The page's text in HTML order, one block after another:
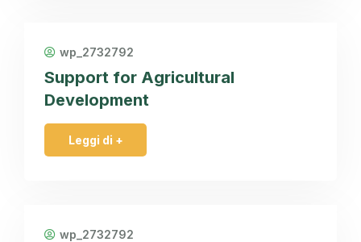
wp_2732792
Support for Agricultural
Development
Leggi di +
wp_2732792